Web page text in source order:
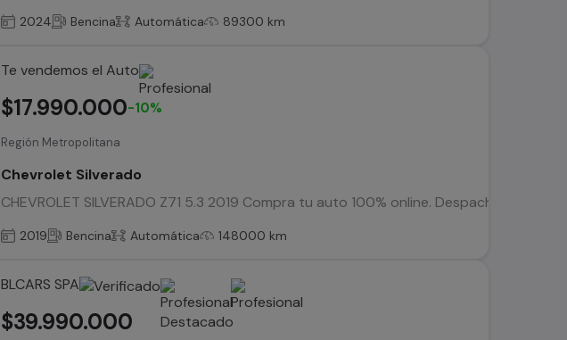
2024 Bencina Automática 89300 km
Te vendemos el Auto
Región Metropolitana
Chevrolet Silverado
CHEVROLET SILVERADO Z71 5.3 2019 Compra tu auto 100% online. Despachos
$17.990.000-10%
2019 Bencina Automática 148000 km
BLCARS SPA
$39.990.000